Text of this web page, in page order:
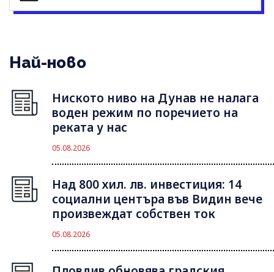
Най-ново
Ниското ниво на Дунав не налага
воден режим по поречието на
реката у нас
05.08.2026
Над 800 хил. лв. инвестиция: 14
социални центъра във Видин вече
произвеждат собствен ток
05.08.2026